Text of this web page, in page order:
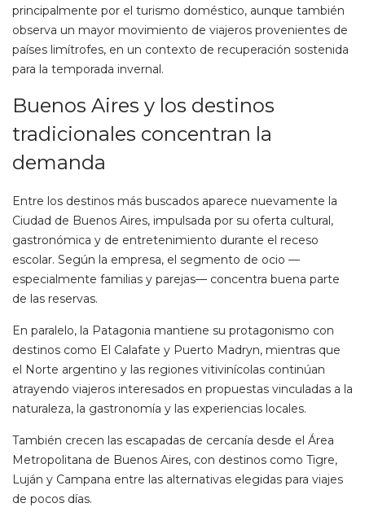
principalmente por el turismo doméstico, aunque también
observa un mayor movimiento de viajeros provenientes de
países limítrofes, en un contexto de recuperación sostenida
para la temporada invernal.
Buenos Aires y los destinos
tradicionales concentran la
demanda
Entre los destinos más buscados aparece nuevamente la
Ciudad de Buenos Aires, impulsada por su oferta cultural,
gastronómica y de entretenimiento durante el receso
escolar. Según la empresa, el segmento de ocio —
especialmente familias y parejas— concentra buena parte
de las reservas.
En paralelo, la Patagonia mantiene su protagonismo con
destinos como El Calafate y Puerto Madryn, mientras que
el Norte argentino y las regiones vitivinícolas continúan
atrayendo viajeros interesados en propuestas vinculadas a la
naturaleza, la gastronomía y las experiencias locales.
También crecen las escapadas de cercanía desde el Área
Metropolitana de Buenos Aires, con destinos como Tigre,
Luján y Campana entre las alternativas elegidas para viajes
de pocos días.